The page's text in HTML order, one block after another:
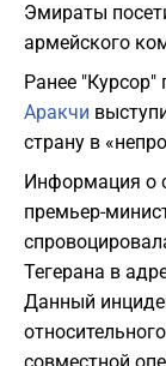
Эмираты
армейского
Ранее "Курсор"
Аракчи
страну в
Информация о
премьер-
Тегерана в
Данный